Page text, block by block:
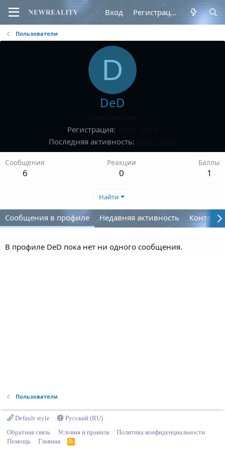
Вход Регистрация
Пользователи
D
DeD
Регистрация
Последняя активность
Сообщения
6
Реакции
0
Баллы
1
Найти
Сообщения в профиле Недавняя активность Контент
В профиле DeD пока нет ни одного сообщения.
Пользователи
Default style
Русский (RU)
Обратная связь
Условия и правила
Политика конфиденциальности
Помощь
Главная
R